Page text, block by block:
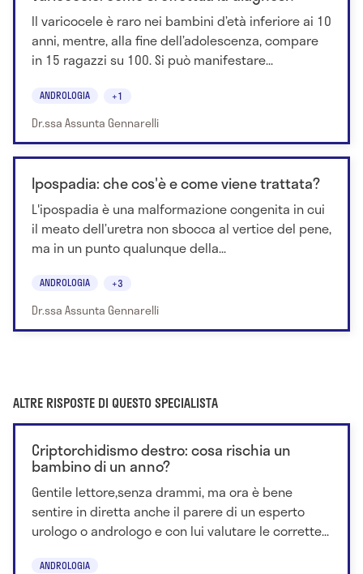
Il varicocele è raro nei bambini d’età inferiore ai 10
anni, mentre, alla fine dell’adolescenza, compare
in 15 ragazzi su 100. Si può manifestare...
ANDROLOGIA +1
Dr.ssa Assunta Gennarelli
Ipospadia: che cos'è e come viene trattata?
L'ipospadia è una malformazione congenita in cui
il meato dell’uretra non sbocca al vertice del pene,
ma in un punto qualunque della...
ANDROLOGIA +3
Dr.ssa Assunta Gennarelli
ALTRE RISPOSTE DI QUESTO SPECIALISTA
Criptorchidismo destro: cosa rischia un
bambino di un anno?
Gentile lettore,senza drammi, ma ora è bene
sentire in diretta anche il parere di un esperto
urologo o andrologo e con lui valutare le corrette...
ANDROLOGIA